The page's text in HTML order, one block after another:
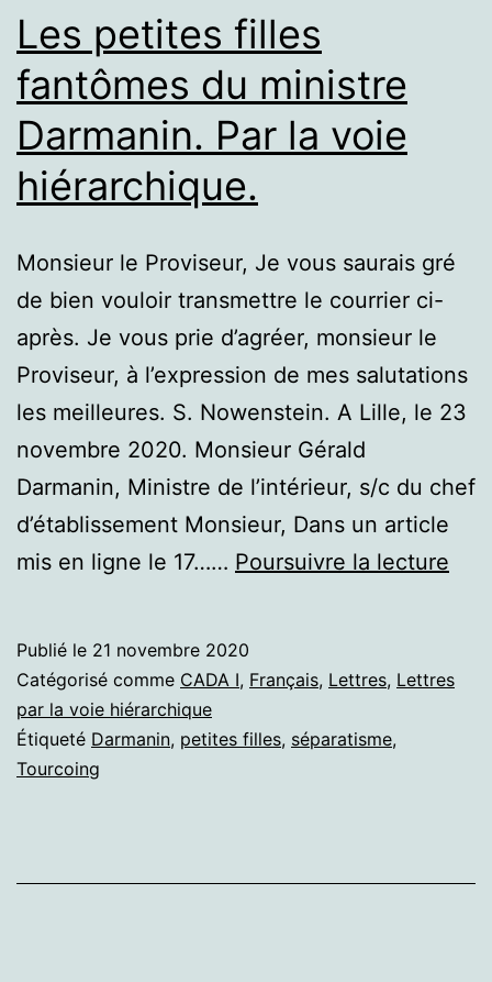
Les petites filles
fantômes du ministre
Darmanin. Par la voie
hiérarchique.
Monsieur le Proviseur, Je vous saurais gré
de bien vouloir transmettre le courrier ci-
après. Je vous prie d’agréer, monsieur le
Proviseur, à l’expression de mes salutations
les meilleures. S. Nowenstein. A Lille, le 23
novembre 2020. Monsieur Gérald
Darmanin, Ministre de l’intérieur, s/c du chef
d’établissement Monsieur, Dans un article
mis en ligne le 17…… Poursuivre la lecture
Publié le 21 novembre 2020
Catégorisé comme CADA I, Français, Lettres, Lettres
par la voie hiérarchique
Étiqueté Darmanin, petites filles, séparatisme,
Tourcoing